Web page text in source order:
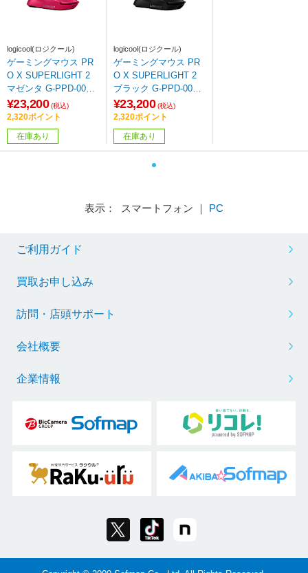
logicool(ロジクール)
ゲーミングマウス PR
O X SUPERLIGHT 2
マゼンタ G-PPD-004W
L-MG ［光学式 /無線
(ワイヤレス) /5ボタン
/USB］
¥23,200 (税込)
2,320ポイント
在庫あり
logicool(ロジクール)
ゲーミングマウス PR
O X SUPERLIGHT 2
ブラック G-PPD-004W
L-BK ［光学式 /無線
(ワイヤレス) /5ボタン
/USB］
¥23,200 (税込)
2,320ポイント
在庫あり
表示： スマートフォン ｜ PC
ご利用ガイド
買取お申し込み
訪問・店頭サポート
会社概要
企業情報